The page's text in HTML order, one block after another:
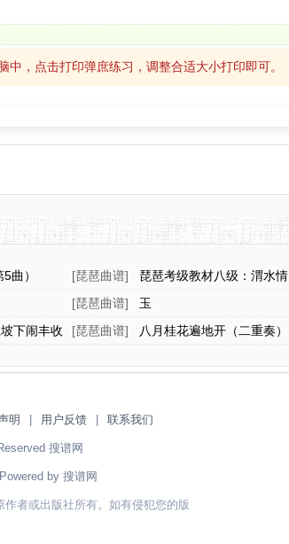
，点击打印弹庶练习，调整合适大小打印即可。
曲） [琵琶曲谱]
琵琶考级教材八级：渭水情
[琵琶曲谱]
玉
下闹丰收 [琵琶曲谱] 八月桂花遍地开（二重奏）
明 用户反馈 联系我们
搜谱网
Powered by 搜谱网
者或出版社所有。如有侵犯您的版